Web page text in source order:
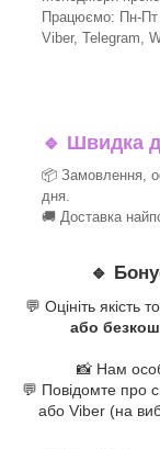
Працюємо: Пн-Пт
Viber, Telegram,
🔹 Швидка
📦 Замовлення,
дня.
🚚 Доставка
🔹
💬 Оцініть
або
📸 Нам
💬 Повідомте про
або Viber (на